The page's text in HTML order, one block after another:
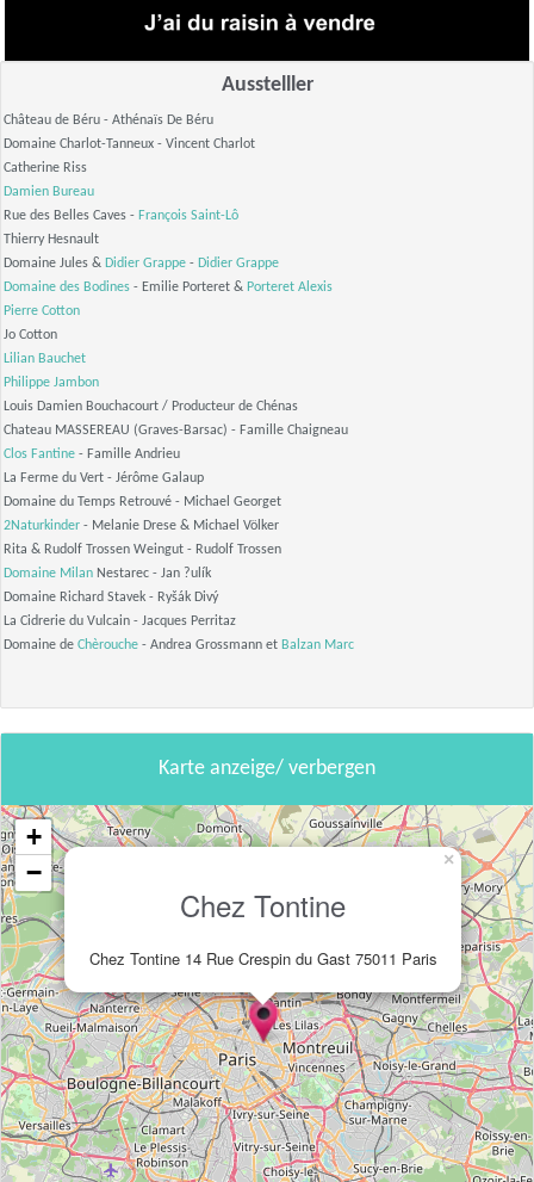
Ausstelller
Château de Béru - Athénaïs De Béru
Domaine Charlot-Tanneux - Vincent Charlot
Catherine Riss
Damien Bureau
Rue des Belles Caves - François Saint-Lô
Thierry Hesnault
Domaine Jules & Didier Grappe - Didier Grappe
Domaine des Bodines - Emilie Porteret & Porteret Alexis
Pierre Cotton
Jo Cotton
Lilian Bauchet
Philippe Jambon
Louis Damien Bouchacourt / Producteur de Chénas
Chateau MASSEREAU (Graves-Barsac) - Famille Chaigneau
Clos Fantine - Famille Andrieu
La Ferme du Vert - Jérôme Galaup
Domaine du Temps Retrouvé - Michael Georget
2Naturkinder - Melanie Drese & Michael Völker
Rita & Rudolf Trossen Weingut - Rudolf Trossen
Domaine Milan Nestarec - Jan ?ulík
Domaine Richard Stavek - Ryšák Divý
La Cidrerie du Vulcain - Jacques Perritaz
Domaine de Chèrouche - Andrea Grossmann et Balzan Marc
Karte anzeige/ verbergen
Chez Tontine
Chez Tontine 14 Rue Crespin du Gast 75011 Paris
×
+
−